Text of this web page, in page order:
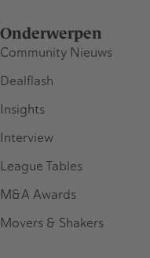
Onderwerpen
Community Nieuws
Dealflash
Insights
Interview
League Tables
M&A Awards
Movers & Shakers